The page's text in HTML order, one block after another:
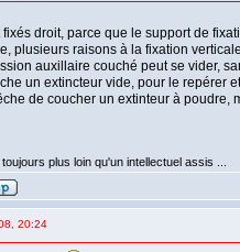
fixés droit, parce que le support de
plusieurs raisons à la fixation
auxillaire couché peut se vider,
un extincteur vide, pour le repérer
de coucher un extinteur à
plus loin qu'un intellectuel assis ...
20:24